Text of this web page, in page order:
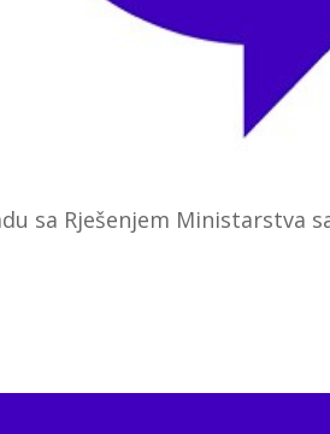
sa Rješenjem Ministarstva